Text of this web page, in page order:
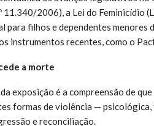
11.340/2006), a Lei do Feminicídio
para filhos e dependentes menores
instrumentos recentes, como o
a morte
exposição é a compreensão de
formas de violência —
e reconciliação.